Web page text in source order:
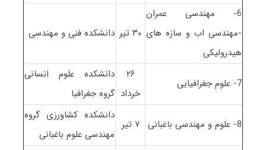
6- مهندسی عمران
-مهندسی اب و سازه های
هیدرولیکی
۳۰ تیر دانشکده فنی و مهندسی
7- علوم جغرافیایی
۲۶
خرداد
دانشکده علوم انسانی
گروه جغرافیا
8- علوم و مهندسی باغبانی ۷ تیر
دانشکده کشاورزی گروه
مهندسی علوم باغبانی